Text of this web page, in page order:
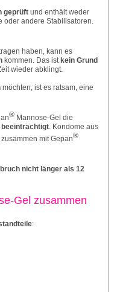
geprüftund enthält weder
andere Stabilisatoren.
haben, kann es
kommen. Das ist kein Grund
wieder abklingt.
möchten, ist es ratsam, eine
®Mannose-Gel die
. Kondome aus
mit Gepan®
nicht länger als 12
Gel zusammen
: